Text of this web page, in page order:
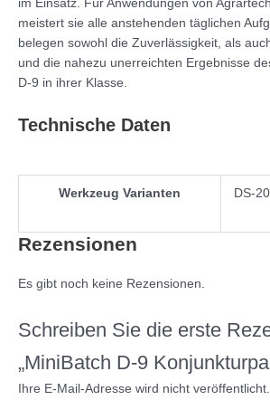
im Einsatz. Für Anwendungen von
meistert sie alle anstehenden täglichen
belegen sowohl die Zuverlässigkeit, als
und die nahezu unerreichten Ergebnisse
D-9 in ihrer Klasse.
Technische Daten
Werkzeug Varianten DS-
Rezensionen
Es gibt noch keine Rezensionen.
Schreiben Sie die erste
„MiniBatch D-9
Ihre E-Mail-Adresse wird nicht veröffentlicht.